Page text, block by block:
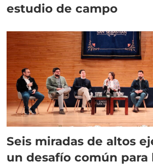
estudio de campo
Seis miradas de altos
un desafío común para